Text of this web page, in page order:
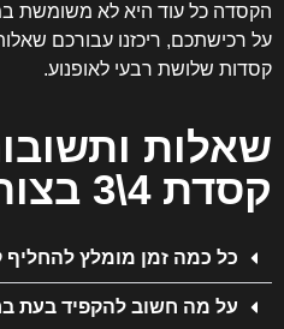
הקסדה כל עוד היא לא משומשת
על רכישתכם, ריכזנו עבורכם
קסדות שלושת רבעי לאופנוע.
שאלות
קסדת 4\3 בצורה נכונה
כל כמה זמן מומלץ להחליף קסדת 3/4
על מה חשוב להקפיד בעת בחירת